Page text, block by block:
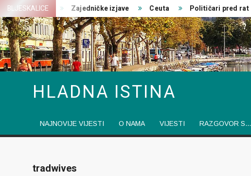
Skip
to
content
BLJESKALICE
ratovanja Zajedničke izjave Ceuta Političari pred rat
HLADNA ISTINA
NAJNOVIJE VIJESTI O NAMA VIJESTI RAZGOVOR S…
tradwives